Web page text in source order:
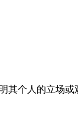
个人的立场